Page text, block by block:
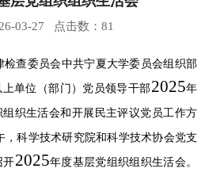
03-27 点击数： 81
检查委员会中共宁夏大学委员会组织部
单位（部门）党员领导干部2025年
织生活会和开展民主评议党员工作方
，科学技术研究院和科学技术协会党支
开2025年度基层党组织组织生活会。